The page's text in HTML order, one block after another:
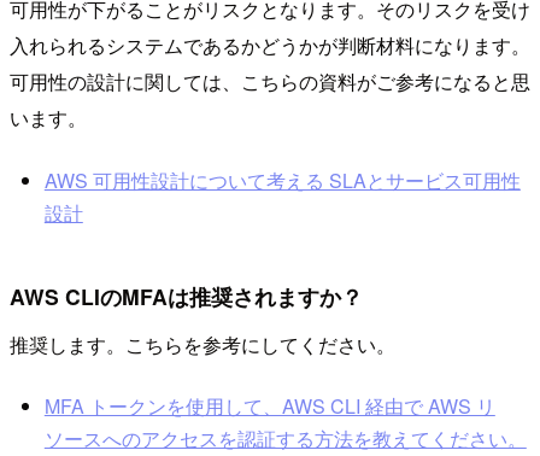
可用性が下がることがリスクとなります。そのリスクを受け
入れられるシステムであるかどうかが判断材料になります。
可用性の設計に関しては、こちらの資料がご参考になると思
います。
AWS 可用性設計について考える SLAとサービス可用性
設計
AWS CLIのMFAは推奨されますか？
推奨します。こちらを参考にしてください。
MFA トークンを使用して、AWS CLI 経由で AWS リ
ソースへのアクセスを認証する方法を教えてください。